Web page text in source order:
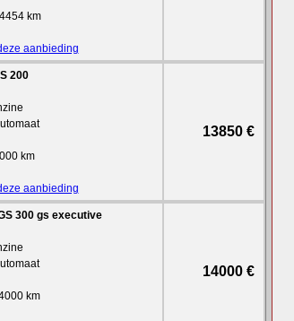
km
aanbieding
200
km
aanbieding
13850 €
300 gs executive
km
14000 €